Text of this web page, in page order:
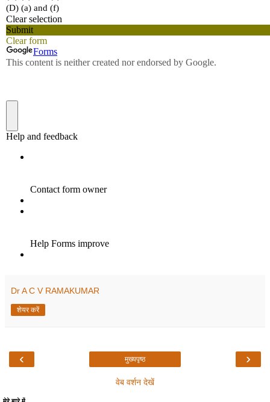
Dr A C V RAMAKUMAR
शेयर करें
‹ ›
मुख्यपृष्ठ
वेब वर्शन देखें